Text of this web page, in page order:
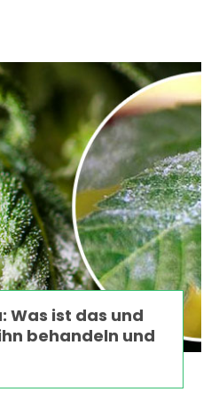
Was ist das und
behandeln und